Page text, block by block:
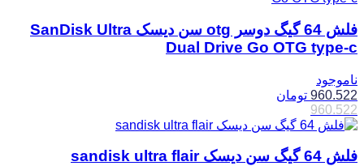
فلش 64 گیگ دوسر otg سن دیسک SanDisk Ultra
Dual Drive Go OTG type-c
ناموجود
960.522 تومان
960.522
فلش 64 گیگ سن دیسک sandisk ultra flair